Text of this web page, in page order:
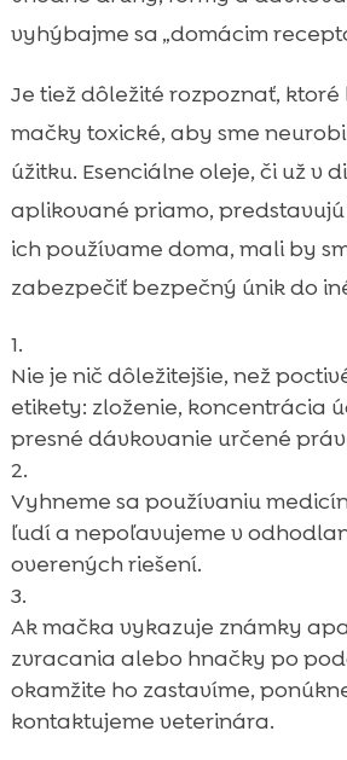
vyhýbajme sa „domácim
Je tiež dôležité rozpoznať,
mačky toxické, aby sme
úžitku. Esenciálne oleje, či už v
aplikované priamo, predstavujú
ich používame doma, mali by
zabezpečiť bezpečný únik do
Nie je nič dôležitejšie, než
etikety: zloženie, koncentrácia
presné dávkovanie určené
Vyhneme sa používaniu
ľudí a nepoľavujeme v
overených riešení.
Ak mačka vykazuje známky
zvracania alebo hnačky po
okamžite ho zastavíme,
kontaktujeme veterinára.